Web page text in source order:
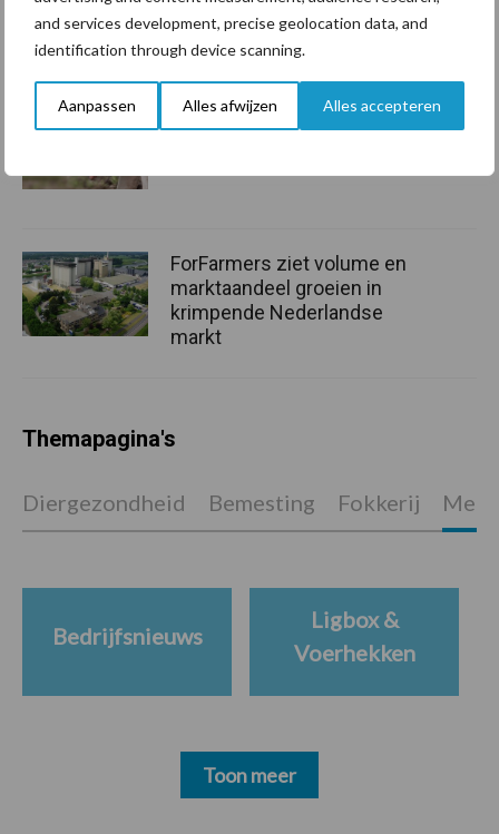
and services development, precise geolocation data, and
identification through device scanning.
Aanpassen Alles afwijzen Alles accepteren
geopolitiek houden handel
in de greep
De speenhuid: een vaak
ForFarmers ziet volume en
marktaandeel groeien in
krimpende Nederlandse
markt
Themapagina's
Diergezondheid Bemesting Fokkerij
Bedrijfsnieuws
Ligbox &
Voerhekken
Toon meer